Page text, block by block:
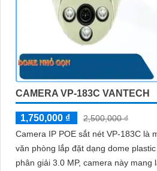
CAMERA VP-183C VANTECH
1,750,000 ₫
2,500,000 ₫
Camera IP POE sắt nét VP-183C là
văn phòng lắp đặt dạng dome plastic
phân giải 3.0 MP, camera này mang